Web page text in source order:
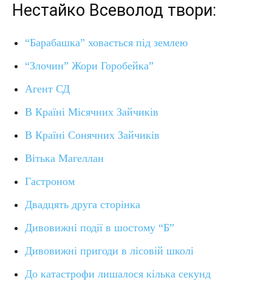
Нестайко Всеволод твори:
“Барабашка” ховається під землею
“Злочин” Жори Горобейка”
Агент СД
В Країні Місячних Зайчиків
В Країні Сонячних Зайчиків
Вітька Магеллан
Гастроном
Двадцять друга сторінка
Дивовижні події в шостому “Б”
Дивовижні пригоди в лісовій школі
До катастрофи лишалося кілька секунд